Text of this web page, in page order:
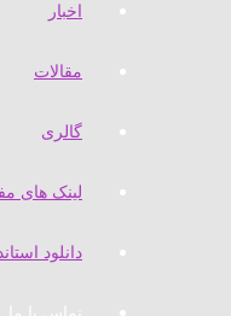
اخبار
مقالات
گالری
لینک های مفید
دانلود استانداردها